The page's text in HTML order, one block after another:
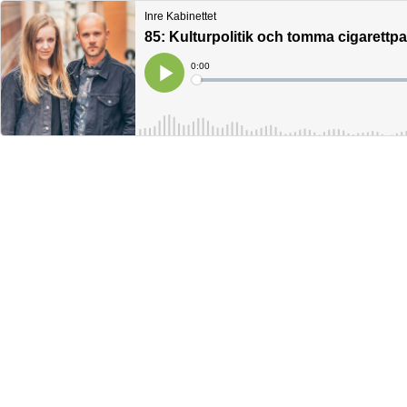
Inre Kabinettet
85: Kulturpolitik och tomma
Play
Current
Time
0:00
Loaded: